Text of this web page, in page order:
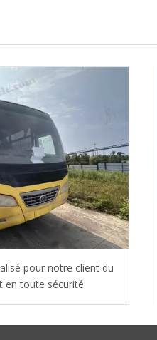
pour notre client du
en toute sécurité